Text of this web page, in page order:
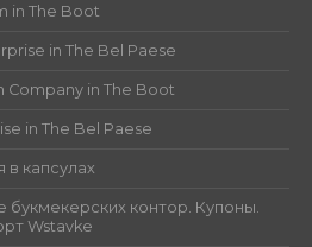
in The Boot
in The Bel Paese
in The Boot
in The Bel Paese
в капсулах
контор. Купоны.
Wstavke